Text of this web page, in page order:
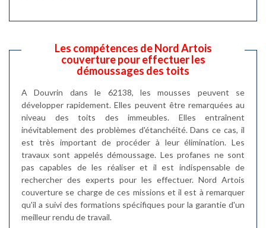
Les compétences de Nord Artois
couverture pour effectuer les
démoussages des toits
A Douvrin dans le 62138, les mousses peuvent se
développer rapidement. Elles peuvent être remarquées au
niveau des toits des immeubles. Elles entraînent
inévitablement des problèmes d'étanchéité. Dans ce cas, il
est très important de procéder à leur élimination. Les
travaux sont appelés démoussage. Les profanes ne sont
pas capables de les réaliser et il est indispensable de
rechercher des experts pour les effectuer. Nord Artois
couverture se charge de ces missions et il est à remarquer
qu'il a suivi des formations spécifiques pour la garantie d'un
meilleur rendu de travail.